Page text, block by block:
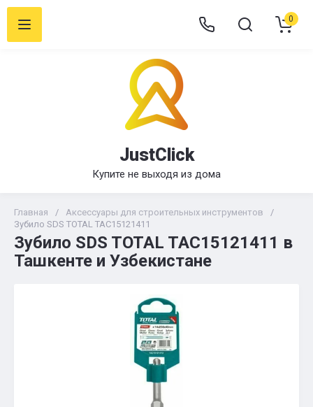
JustClick
Купите не выходя из дома
0
Главная / Аксессуары для строительных инструментов
/
Зубило SDS TOTAL TAC15121411
Зубило SDS TOTAL TAC15121411 в
Ташкенте и Узбекистане